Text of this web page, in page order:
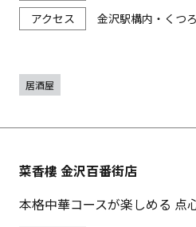
金沢駅構内・くつ
居酒屋
菜香樓 金沢百番街店
本格中華コースが楽しめる